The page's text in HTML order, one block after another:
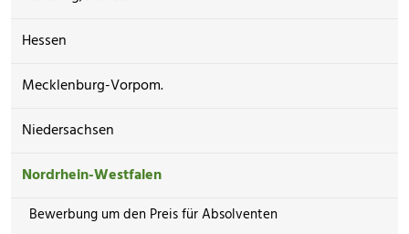
Hessen
Mecklenburg-Vorpom.
Niedersachsen
Nordrhein-Westfalen
Bewerbung um den Preis für Absolventen